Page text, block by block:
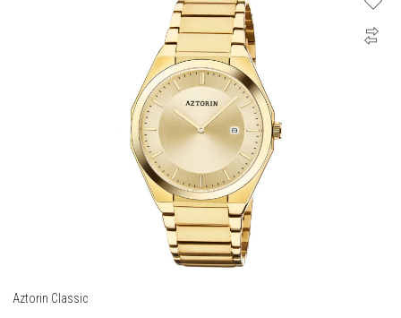
Aztorin Classic